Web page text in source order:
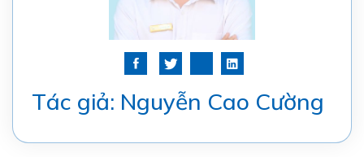
Tác giả: Nguyễn Cao Cường